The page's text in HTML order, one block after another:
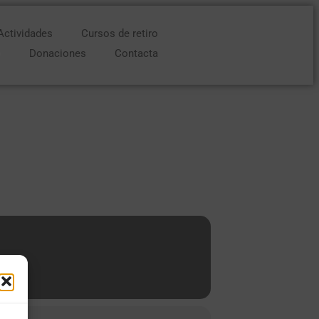
Cursos de retiro
Donaciones Contacta